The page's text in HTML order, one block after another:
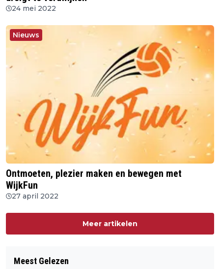
24 mei 2022
Nieuws
Ontmoeten, plezier maken en bewegen met
WijkFun
27 april 2022
Meer artikelen
Meest Gelezen